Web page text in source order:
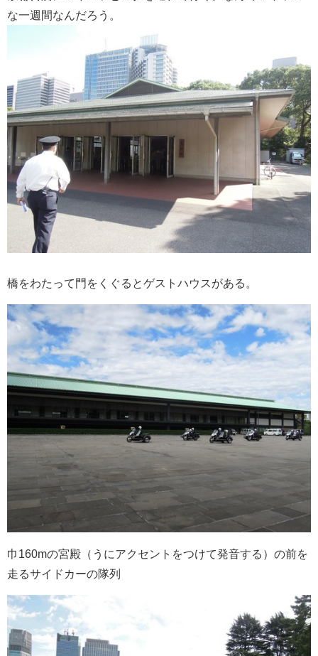
な一週間なんだろう。
橋をわたって門をくぐるとゲストハウスがある。
巾160mの宮殿（うにアクセントをつけて発音する）の前を
走るサイドカーの隊列